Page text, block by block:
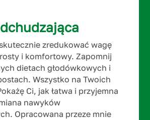
zredukować wagę
i komfortowy. Zapomnij
dietach głodówkowych i
Wszystko na Twoich
Ci, jak łatwa i przyjemna
nawyków
Opracowana przeze mnie